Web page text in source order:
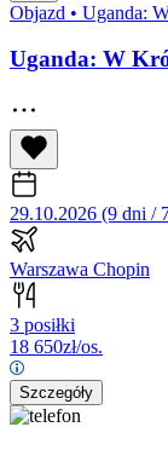
Objazd • Uganda:
Uganda: W
29.10.2026 (9 dni /
Warszawa Chopin
3 posiłki
18 650zł/os.
Szczegóły